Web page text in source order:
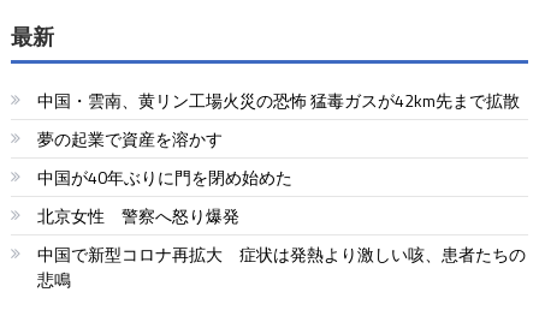
ナ
ビ
ゲ
ー
シ
ョ
ン
最新
中国・雲南、黄リン工場火災の恐怖 猛毒ガスが42km先まで拡散
夢の起業で資産を溶かす
中国が40年ぶりに門を閉め始めた
北京女性 警察へ怒り爆発
中国で新型コロナ再拡大 症状は発熱より激しい咳、患者たちの
悲鳴